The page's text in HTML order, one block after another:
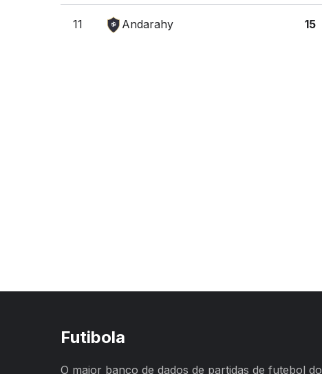
11 Andarahy 15
Futibola
O maior banco de dados de partidas de futebol do